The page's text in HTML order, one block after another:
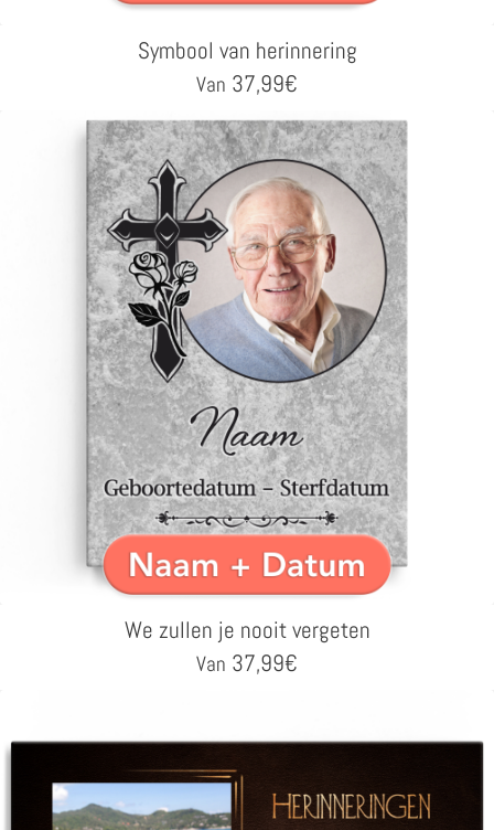
Symbool van herinnering
Van 37,99€
We zullen je nooit vergeten
Van 37,99€